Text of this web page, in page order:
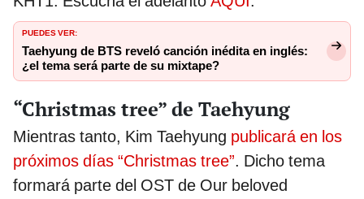
PUEDES VER:
Taehyung de BTS reveló canción inédita en inglés:
¿el tema será parte de su mixtape?
“Christmas tree” de Taehyung
Mientras tanto, Kim Taehyung publicará en los
próximos días “Christmas tree”. Dicho tema
formará parte del OST de Our beloved